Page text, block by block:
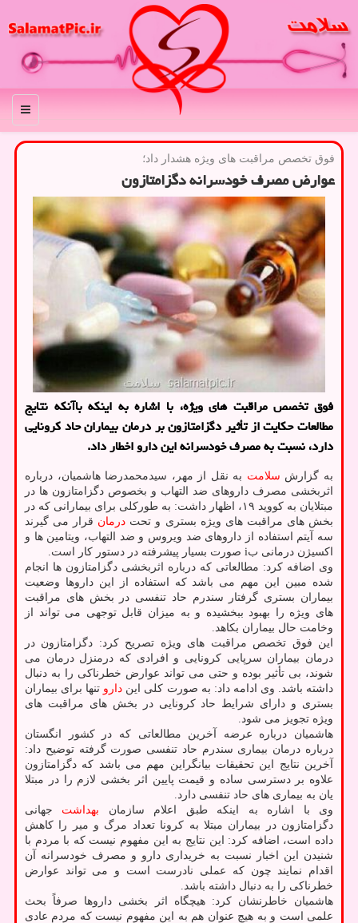
منو
فوق تخصص مراقبت های ویژه هشدار داد؛
عوارض مصرف خودسرانه دگزامتازون
فوق تخصص مراقبت های ویژه، با اشاره به اینكه باآنكه نتایج
مطالعات حكایت از تأثیر دگزامتازون بر درمان بیماران حاد كرونایی
دارد، نسبت به مصرف خودسرانه این دارو اخطار داد.
به گزارش سلامت به نقل از مهر، سیدمحمدرضا هاشمیان، درباره
اثربخشی مصرف داروهای ضد التهاب و بخصوص دگزامتازون ها در
مبتلایان به کووید ۱۹، اظهار داشت: به طورکلی برای بیمارانی که در
بخش های مراقبت های ویژه بستری و تحت درمان قرار می گیرند
سه آیتم استفاده از داروهای ضد ویروس و ضد التهاب، ویتامین ها و
اکسیژن درمانی بi صورت بسیار پیشرفته در دستور کار است.
وی اضافه کرد: مطالعاتی که درباره اثربخشی دگزامتازون ها انجام
شده مبین این مهم می باشد که استفاده از این داروها وضعیت
بیماران بستری گرفتار سندرم حاد تنفسی در بخش های مراقبت
های ویژه را بهبود ببخشیده و به میزان قابل توجهی می تواند از
وخامت حال بیماران بکاهد.
این فوق تخصص مراقبت های ویژه تصریح کرد: دگزامتازون در
درمان بیماران سرپایی کرونایی و افرادی که درمنزل درمان می
شوند، بی تأثیر بوده و حتی می تواند عوارض خطرناکی را به دنبال
داشته باشد. وی ادامه داد: به صورت کلی این دارو تنها برای بیماران
بستری و دارای شرایط حاد کرونایی در بخش های مراقبت های
ویژه تجویز می شود.
هاشمیان درباره عرضه آخرین مطالعاتی که در کشور انگستان
درباره درمان بیماری سندرم حاد تنفسی صورت گرفته توضیح داد:
آخرین نتایج این تحقیقات بیانگراین مهم می باشد که دگزامتازون
علاوه بر دسترسی ساده و قیمت پایین اثر بخشی لازم را در مبتلا
یان به بیماری های حاد تنفسی دارد.
وی با اشاره به اینکه طبق اعلام سازمان بهداشت جهانی
دگزامتازون در بیماران مبتلا به کرونا تعداد مرگ و میر را کاهش
داده است، اضافه کرد: این نتایج به این مفهوم نیست که با مردم با
شنیدن این اخبار نسبت به خریداری دارو و مصرف خودسرانه آن
اقدام نمایند چون که عملی نادرست است و می تواند عوارض
خطرناکی را به دنبال داشته باشد.
هاشمیان خاطرنشان کرد: هیچگاه اثر بخشی داروها صرفاً بحث
علمی است و به هیچ عنوان هم به این مفهوم نیست که مردم عادی